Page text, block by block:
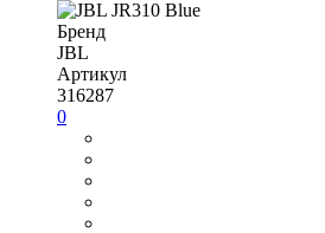
Бренд
JBL
Артикул
316287
0